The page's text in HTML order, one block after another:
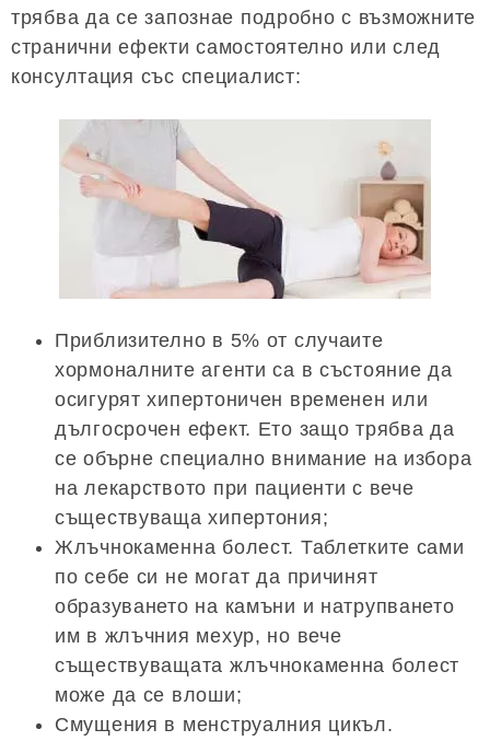
трябва да се запознае подробно с възможните
странични ефекти самостоятелно или след
консултация със специалист:
Приблизително в 5% от случаите
хормоналните агенти са в състояние да
осигурят хипертоничен временен или
дългосрочен ефект. Ето защо трябва да
се обърне специално внимание на избора
на лекарството при пациенти с вече
съществуваща хипертония;
Жлъчнокаменна болест. Таблетките сами
по себе си не могат да причинят
образуването на камъни и натрупването
им в жлъчния мехур, но вече
съществуващата жлъчнокаменна болест
може да се влоши;
Смущения в менструалния цикъл.